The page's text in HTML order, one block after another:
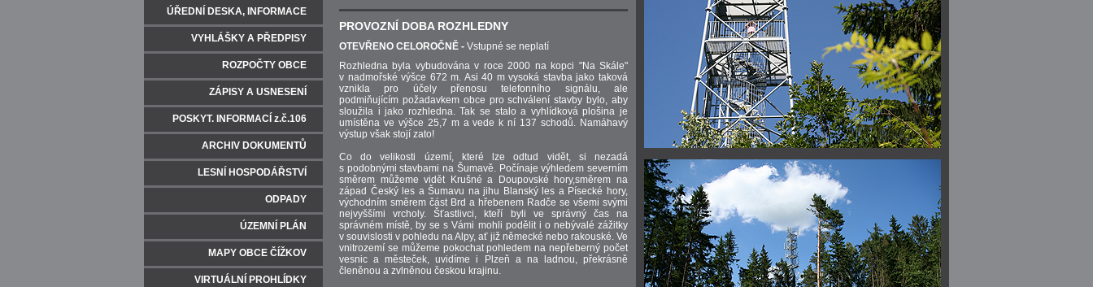
PROVOZNÍ DOBA ROZHLEDNY
OTEVŘENO CELOROČNĚ - Vstupné se neplatí
Rozhledna byla vybudována v roce 2000 na kopci "Na Skále"
v nadmořské výšce 672 m. Asi 40 m vysoká stavba jako taková
vznikla pro účely přenosu telefonního signálu, ale
podmiňujícím požadavkem obce pro schválení stavby bylo, aby
sloužila i jako rozhledna. Tak se stalo a vyhlídková plošina je
umístěna ve výšce 25,7 m a vede k ní 137 schodů. Namáhavý
výstup však stojí zato!
Co do velikosti území, které lze odtud vidět, si nezadá
s podobnými stavbami na Šumavě. Počínaje výhledem severním
směrem můžeme vidět Krušné a Doupovské hory,směrem na
západ Český les a Šumavu na jihu Blanský les a Písecké hory,
východním směrem část Brd a hřebenem Radče se všemi svými
nejvyššími vrcholy. Šťastlivci, kteří byli ve správný čas na
správném místě, by se s Vámi mohli podělit i o nebývalé zážitky
v souvislosti v pohledu na Alpy, ať již německé nebo rakouské. Ve
vnitrozemí se můžeme pokochat pohledem na nepřeberný počet
vesnic a městeček, uvidíme i Plzeň a na ladnou, překrásně
členěnou a zvlněnou českou krajinu.
ÚŘEDNÍ DESKA, INFORMACE
VYHLÁŠKY A PŘEDPISY
ROZPOČTY OBCE
ZÁPISY A USNESENÍ
POSKYT. INFORMACÍ z.č.106
ARCHIV DOKUMENTŮ
LESNÍ HOSPODÁŘSTVÍ
ODPADY
ÚZEMNÍ PLÁN
MAPY OBCE ČÍŽKOV
VIRTUÁLNÍ PROHLÍDKY